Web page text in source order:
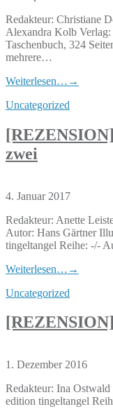
Redakteur: Christiane
Alexandra Kolb
Taschenbuch, 324
mehrere…
Weiterlesen… →
Uncategorized
zwei
4. Januar 2017
Redakteur: Anette
Autor: Hans Gärtner
tingeltangel Reihe: -/-
Weiterlesen… →
Uncategorized
1. Dezember 2016
Redakteur: Ina
edition tingeltangel